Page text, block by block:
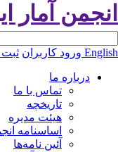
آمار
ورود کاربران ثبت
درباره ما
تماس با ما
تاریخچه
هیئت مدیره
اساسنامه
آئین نامه‌ها